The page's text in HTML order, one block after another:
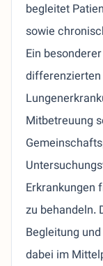
begleitet
sowie
Ein
Mitbetreuung
Erkrankungen
zu behandeln.
Begleitung
dabei im